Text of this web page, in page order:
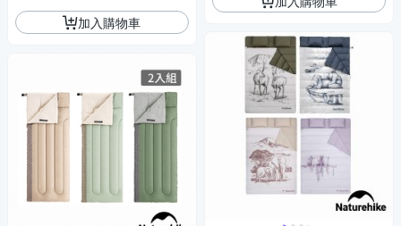
加入購物車